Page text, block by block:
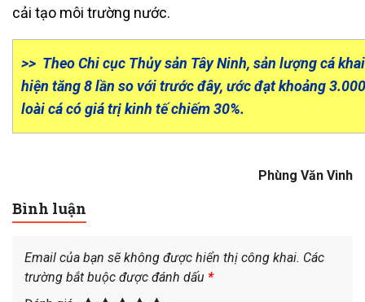
cải tạo môi trường nước.
>> Theo Chi cục Thủy sản Tây Ninh, sản lượng cá
hiện tăng 8 lần so với trước đây, ước đạt khoảng
loài cá có giá trị kinh tế chiếm 30%.
Phùng Văn Vinh
Bình luận
Email của bạn sẽ không được hiển thị công khai. Các
trường bắt buộc được đánh dấu *